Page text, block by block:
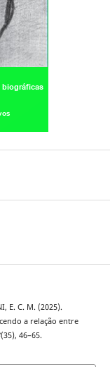
E. C. M. (2025).
a relação entre
(35), 46–65.